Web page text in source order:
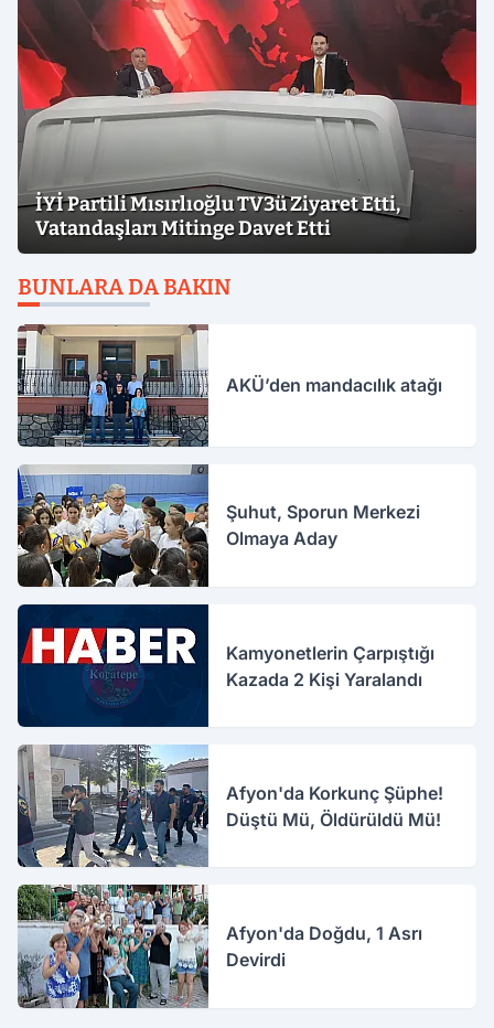
İYİ Partili Mısırlıoğlu TV3ü Ziyaret Etti,
Vatandaşları Mitinge Davet Etti
BUNLARA DA BAKIN
AKÜ’den mandacılık atağı
Şuhut, Sporun Merkezi
Olmaya Aday
Kamyonetlerin Çarpıştığı
Kazada 2 Kişi Yaralandı
Afyon'da Korkunç Şüphe!
Düştü Mü, Öldürüldü Mü!
Afyon'da Doğdu, 1 Asrı
Devirdi